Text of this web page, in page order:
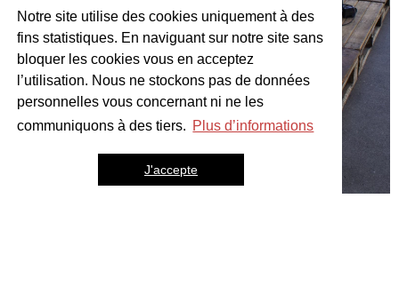
Notre site utilise des cookies uniquement à des
fins statistiques. En naviguant sur notre site sans
bloquer les cookies vous en acceptez
l’utilisation. Nous ne stockons pas de données
personnelles vous concernant ni ne les
communiquons à des tiers. Plus d’informations
J'accepte